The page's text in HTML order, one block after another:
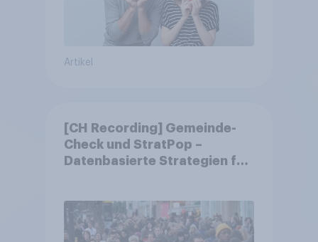
Artikel
[CH Recording] Gemeinde-
Check und StratPop –
Datenbasierte Strategien für